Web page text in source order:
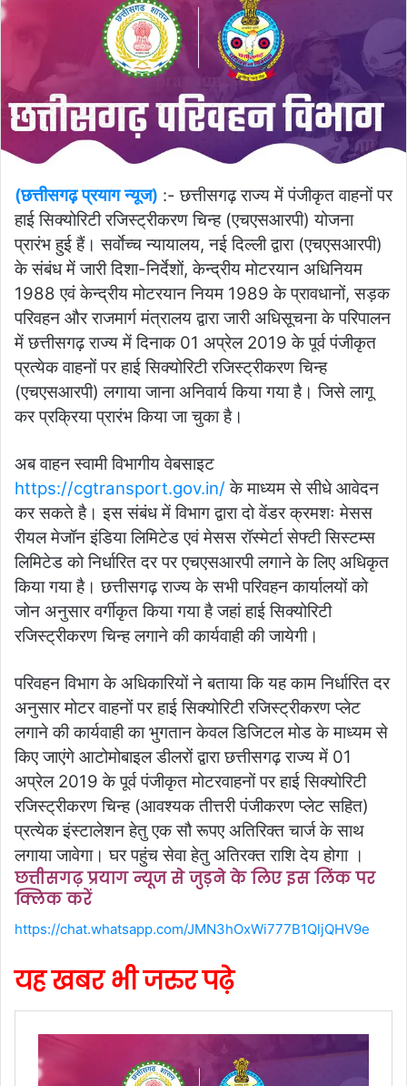
(छत्तीसगढ़ प्रयाग न्यूज) :- छत्तीसगढ़ राज्य में पंजीकृत वाहनों पर
हाई सिक्योरिटी रजिस्ट्रीकरण चिन्ह (एचएसआरपी) योजना
प्रारंभ हुई हैं। सर्वाेच्च न्यायालय, नई दिल्ली द्वारा (एचएसआरपी)
के संबंध में जारी दिशा-निर्देशों, केन्द्रीय मोटरयान अधिनियम
1988 एवं केन्द्रीय मोटरयान नियम 1989 के प्रावधानों, सड़क
परिवहन और राजमार्ग मंत्रालय द्वारा जारी अधिसूचना के परिपालन
में छत्तीसगढ़ राज्य में दिनाक 01 अप्रेल 2019 के पूर्व पंजीकृत
प्रत्येक वाहनों पर हाई सिक्योरिटी रजिस्ट्रीकरण चिन्ह
(एचएसआरपी) लगाया जाना अनिवार्य किया गया है। जिसे लागू
कर प्रक्रिया प्रारंभ किया जा चुका है।
अब वाहन स्वामी विभागीय वेबसाइट
https://cgtransport.gov.in/ के माध्यम से सीधे आवेदन
कर सकते है। इस संबंध में विभाग द्वारा दो वेंडर क्रमशः मेसस
रीयल मेजॉन इंडिया लिमिटेड एवं मेसस रॉस्मेर्टा सेफ्टी सिस्टम्स
लिमिटेड को निर्धारित दर पर एचएसआरपी लगाने के लिए अधिकृत
किया गया है। छत्तीसगढ़ राज्य के सभी परिवहन कार्यालयों को
जोन अनुसार वर्गीकृत किया गया है जहां हाई सिक्योरिटी
रजिस्ट्रीकरण चिन्ह लगाने की कार्यवाही की जायेगी।
परिवहन विभाग के अधिकारियों ने बताया कि यह काम निर्धारित दर
अनुसार मोटर वाहनों पर हाई सिक्योरिटी रजिस्ट्रीकरण प्लेट
लगाने की कार्यवाही का भुगतान केवल डिजिटल मोड के माध्यम से
किए जाएंगे आटोमोबाइल डीलरों द्वारा छत्तीसगढ़ राज्य में 01
अप्रेल 2019 के पूर्व पंजीकृत मोटरवाहनों पर हाई सिक्योरिटी
रजिस्ट्रीकरण चिन्ह (आवश्यक तीत्तरी पंजीकरण प्लेट सहित)
प्रत्येक इंस्टालेशन हेतु एक सौ रूपए अतिरिक्त चार्ज के साथ
लगाया जावेगा। घर पहुंच सेवा हेतु अतिरक्त राशि देय होगा ।
छत्तीसगढ़ प्रयाग न्यूज से जुड़ने के लिए इस लिंक पर
क्लिक करें
https://chat.whatsapp.com/JMN3hOxWi777B1QljQHV9e
यह खबर भी जरुर पढ़े